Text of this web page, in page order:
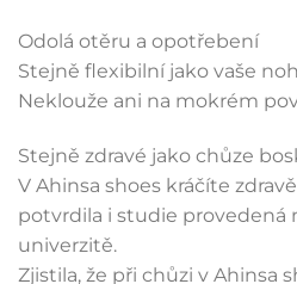
Odolá otěru a opotřebení
Stejně flexibilní jako vaše
Neklouže ani na mokrém
Stejně zdravé jako chůze
V Ahinsa shoes kráčíte
potvrdila i studie provedená
univerzitě.
Zjistila, že při chůzi v Ahinsa